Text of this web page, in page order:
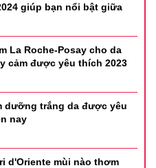
giúp bạn nổi bật giữa
La Roche-Posay cho da
cảm được yêu thích 2023
dưỡng trắng da được yêu
nay
d'Oriente mùi nào thơm